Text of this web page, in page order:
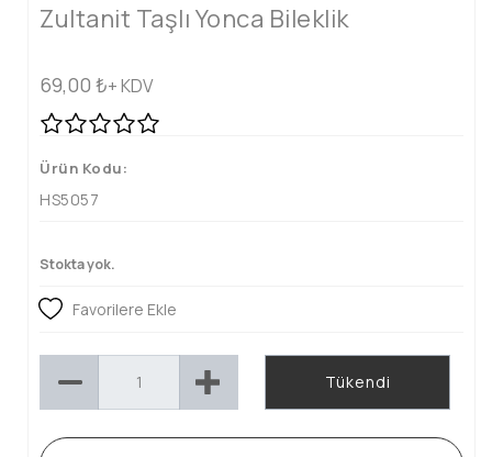
Zultanit Taşlı Yonca Bileklik
69,00 ₺+ KDV
Ürün Kodu:
HS5057
Stokta yok.
Favorilere Ekle
Tükendi